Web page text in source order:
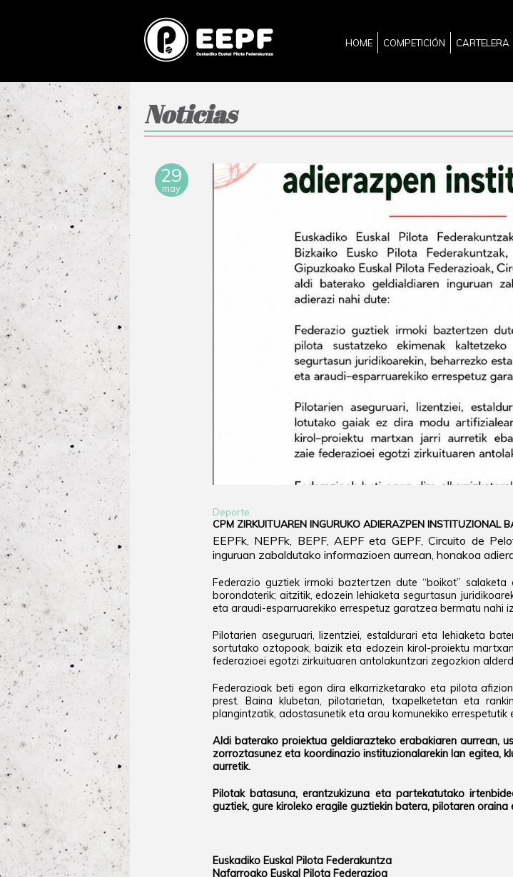
HOME COMPETICIÓN CARTELERA
Noticias
29
may
Deporte
CPM ZIRKUITUAREN INGURUKO ADIERAZPEN INSTITUZIONAL
EEPFk, NEPFk, BEPF, AEPF eta GEPF, Circuito de
inguruan zabaldutako informazioen aurrean, honakoa
Federazio guztiek irmoki baztertzen dute “boikot”
borondaterik; aitzitik, edozein lehiaketa segurtasun
eta araudi-esparruarekiko errespetuz garatzea bermatu nahi
Pilotarien aseguruari, lizentziei, estaldurari eta lehiaketa
sortutako oztopoak, baizik eta edozein kirol-proiektu
federazioei egotzi zirkuituaren antolakuntzari zegozkion
Federazioak beti egon dira elkarrizketarako eta pilota
prest. Baina klubetan, pilotarietan, txapelketetan eta
plangintzatik, adostasunetik eta arau komunekiko errespetutik
Aldi baterako proiektua geldiarazteko erabakiaren aurrean,
zorroztasunez eta koordinazio instituzionalarekin lan egitea,
aurretik.
Pilotak batasuna, erantzukizuna eta partekatutako
guztiek, gure kiroleko eragile guztiekin batera, pilotaren
Euskadiko Euskal Pilota Federakuntza
Nafarroako Euskal Pilota Federazioa